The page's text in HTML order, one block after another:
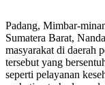
Padang, Mimbar-
Sumatera Barat,
masyarakat di daerah
tersebut yang
seperti pelayanan